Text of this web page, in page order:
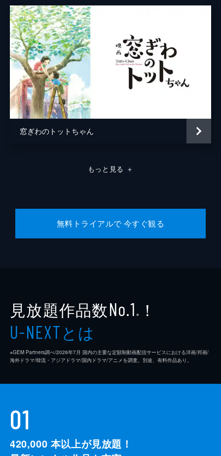
窓ぎわのトットちゃん
もっと見る ＋
無料トライアルで 今すぐ観る
見放題作品数No.1 ※ ！
U-NEXTとは
※GEM Partners調べ/2026年7⽉ 国内の主要な定額制動画配信サービスにおける洋画/邦画/
海外ドラマ/韓流・アジアドラマ/国内ドラマ/アニメを調査。別途、有料作品あり。
01
420,000 本以上が見放題！